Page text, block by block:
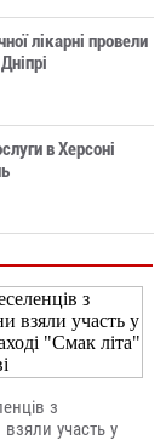
лікарні провели
в Херсоні
з
участь у